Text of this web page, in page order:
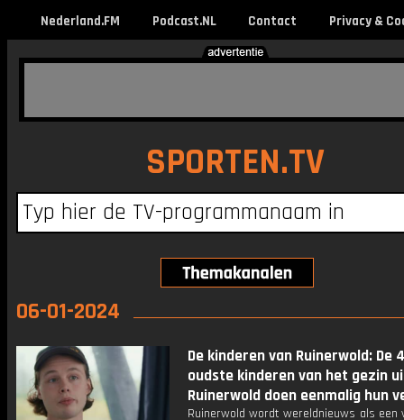
Nederland.FM Podcast.NL Contact Privacy &
SPORTEN.TV
06-01-2024
De kinderen van Ruinerwold: De
oudste kinderen van het gezin
Ruinerwold doen eenmalig hun
Ruinerwold wordt wereldnieuws als een